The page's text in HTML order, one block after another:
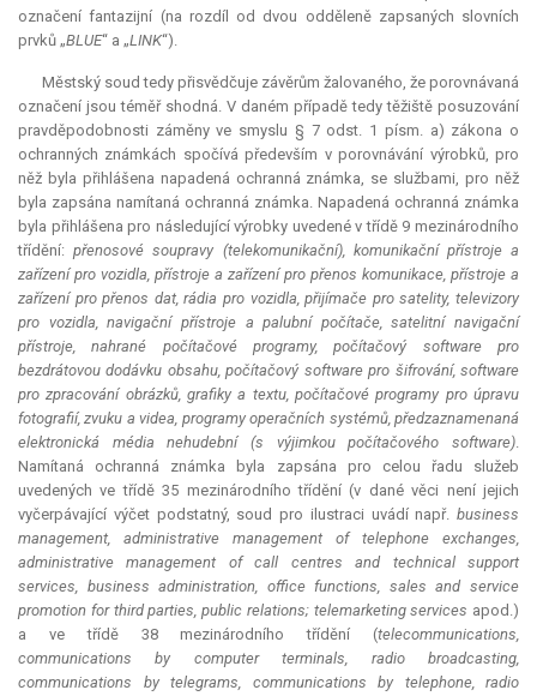
označení fantazijní (na rozdíl od dvou odděleně zapsaných slovních
prvků „BLUE“ a „LINK“).
Městský soud tedy přisvědčuje závěrům žalovaného, že porovnávaná
označení jsou téměř shodná. V daném případě tedy těžiště posuzování
pravděpodobnosti záměny ve smyslu § 7 odst. 1 písm. a) zákona o
ochranných známkách spočívá především v porovnávání výrobků, pro
něž byla přihlášena napadená ochranná známka, se službami, pro něž
byla zapsána namítaná ochranná známka. Napadená ochranná známka
byla přihlášena pro následující výrobky uvedené v třídě 9 mezinárodního
třídění:přenosové soupravy (telekomunikační), komunikační přístroje a
zařízení pro vozidla, přístroje a zařízení pro přenos komunikace, přístroje a
zařízení pro přenos dat, rádia pro vozidla, přijímače pro satelity, televizory
pro vozidla, navigační přístroje a palubní počítače, satelitní navigační
přístroje, nahrané počítačové programy, počítačový software pro
bezdrátovou dodávku obsahu, počítačový software pro šifrování, software
pro zpracování obrázků, grafiky a textu, počítačové programy pro úpravu
fotografií, zvuku a videa, programy operačních systémů, předzaznamenaná
elektronická média nehudební (s výjimkou počítačového software).
Namítaná ochranná známka byla zapsána pro celou řadu služeb
uvedených ve třídě 35 mezinárodního třídění (v dané věci není jejich
vyčerpávající výčet podstatný, soud pro ilustraci uvádí např. business
management, administrative management of telephone exchanges,
administrative management of call centres and technical support
services, business administration, office functions, sales and service
promotion for third parties, public relations; telemarketing services apod.)
a ve třídě 38 mezinárodního třídění (telecommunications,
communications by computer terminals, radio broadcasting,
communications by telegrams, communications by telephone, radio